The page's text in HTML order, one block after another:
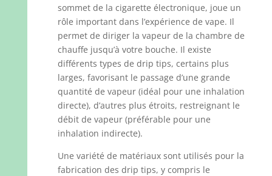
sommet de la cigarette électronique, joue un
rôle important dans l’expérience de vape. Il
permet de diriger la vapeur de la chambre de
chauffe jusqu’à votre bouche. Il existe
différents types de drip tips, certains plus
larges, favorisant le passage d’une grande
quantité de vapeur (idéal pour une inhalation
directe), d’autres plus étroits, restreignant le
débit de vapeur (préférable pour une
inhalation indirecte).
Une variété de matériaux sont utilisés pour la
fabrication des drip tips, y compris le